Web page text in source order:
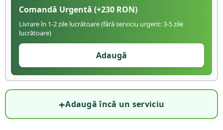
Comandă Urgentă (+230 RON)
Livrare în 1-2 zile lucrătoare (fără serviciu urgent: 3-5 zile
lucrătoare)
Adaugă
+Adaugă încă un serviciu